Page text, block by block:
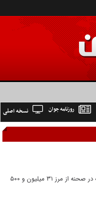
نسخه اصلی روزنامه جوان
پویش ملی «جان‌فدا» با استقبال مردم همیشه در صحنه از مرز ۳۱ میلیون و ۵۰۰